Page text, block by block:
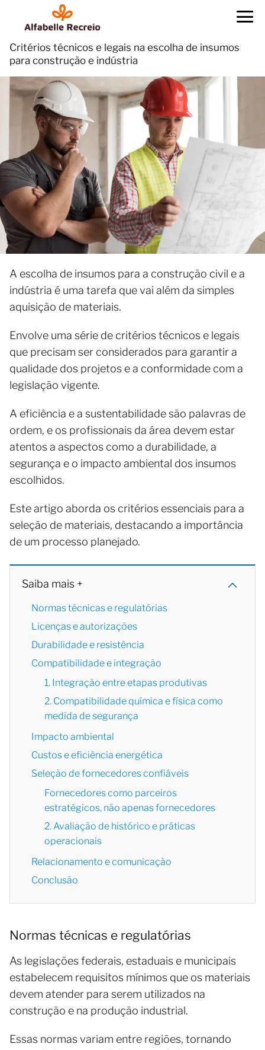
Critérios técnicos e legais na escolha de insumos
para construção e indústria
A escolha de insumos para a construção civil e a
indústria é uma tarefa que vai além da simples
aquisição de materiais.
Envolve uma série de critérios técnicos e legais
que precisam ser considerados para garantir a
qualidade dos projetos e a conformidade com a
legislação vigente.
A eficiência e a sustentabilidade são palavras de
ordem, e os profissionais da área devem estar
atentos a aspectos como a durabilidade, a
segurança e o impacto ambiental dos insumos
escolhidos.
Este artigo aborda os critérios essenciais para a
seleção de materiais, destacando a importância
de um processo planejado.
Saiba mais +
Normas técnicas e regulatórias
Licenças e autorizações
Durabilidade e resistência
Compatibilidade e integração
1. Integração entre etapas produtivas
2. Compatibilidade química e física como
medida de segurança
Impacto ambiental
Custos e eficiência energética
Seleção de fornecedores confiáveis
Fornecedores como parceiros
estratégicos, não apenas fornecedores
2. Avaliação de histórico e práticas
operacionais
Relacionamento e comunicação
Conclusão
Normas técnicas e regulatórias
As legislações federais, estaduais e municipais
estabelecem requisitos mínimos que os materiais
devem atender para serem utilizados na
construção e na produção industrial.
Essas normas variam entre regiões, tornando